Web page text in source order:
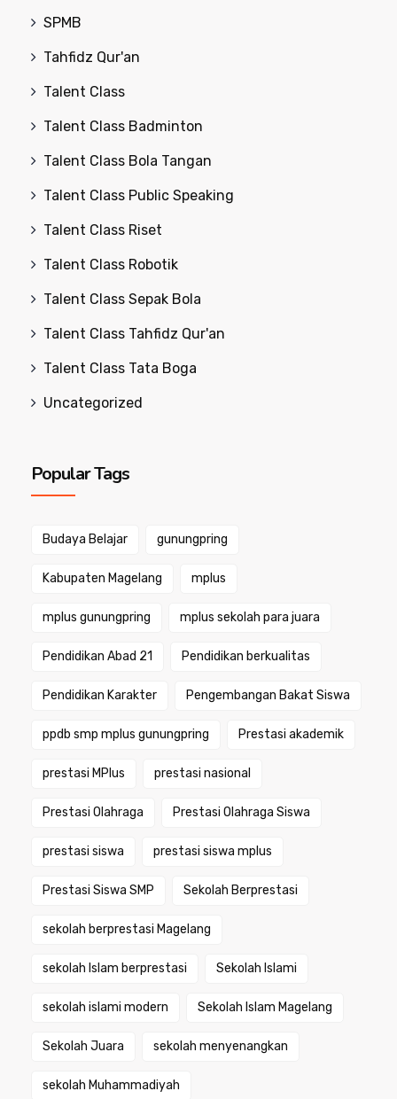
SPMB
Tahfidz Qur'an
Talent Class
Talent Class Badminton
Talent Class Bola Tangan
Talent Class Public Speaking
Talent Class Riset
Talent Class Robotik
Talent Class Sepak Bola
Talent Class Tahfidz Qur'an
Talent Class Tata Boga
Uncategorized
Popular Tags
Budaya Belajar gunungpring
Kabupaten Magelang mplus
mplus gunungpring mplus sekolah para juara
Pendidikan Abad 21 Pendidikan berkualitas
Pendidikan Karakter Pengembangan Bakat Siswa
ppdb smp mplus gunungpring Prestasi akademik
prestasi MPlus prestasi nasional
Prestasi Olahraga Prestasi Olahraga Siswa
prestasi siswa prestasi siswa mplus
Prestasi Siswa SMP Sekolah Berprestasi
sekolah berprestasi Magelang
sekolah Islam berprestasi Sekolah Islami
sekolah islami modern Sekolah Islam Magelang
Sekolah Juara sekolah menyenangkan
sekolah Muhammadiyah